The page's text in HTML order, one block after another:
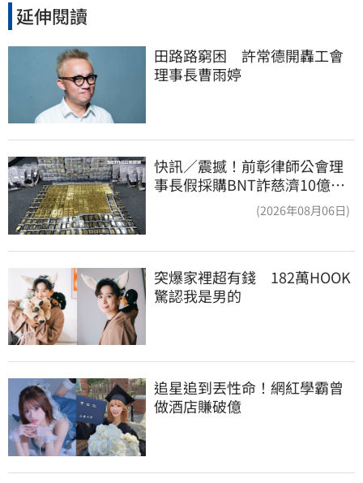
延伸閱讀
田路路窮困　許常德開轟工會
理事長曹雨婷
快訊／震撼！前彰律師公會理
事長假採購BNT詐慈濟10億、
洗錢囤232kg黃金(2026年08月06日)
突爆家裡超有錢　182萬HOOK
驚認我是男的
追星追到丟性命！網紅學霸曾
做酒店賺破億